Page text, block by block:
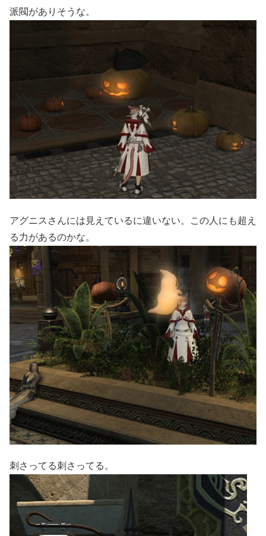
派閥がありそうな。
アグニスさんには見えているに違いない。この人にも超え
る力があるのかな。
刺さってる刺さってる。